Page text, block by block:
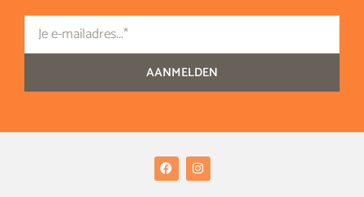
Email
AANMELDEN
F
a
c
I
n
s